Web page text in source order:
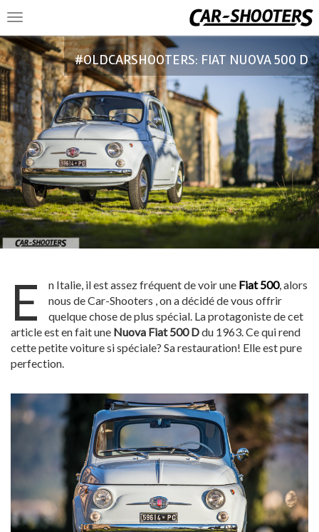
Toggle
navigation
#OLDCARSHOOTERS: FIAT NUOVA 500 D
E n Italie, il est assez fréquent de voir une Fiat 500, alors
nous de Car-Shooters , on a décidé de vous offrir
quelque chose de plus spécial. La protagoniste de cet
article est en fait une Nuova Fiat 500 Ddu 1963. Ce qui rend
cette petite voiture si spéciale? Sa restauration! Elle est pure
perfection.